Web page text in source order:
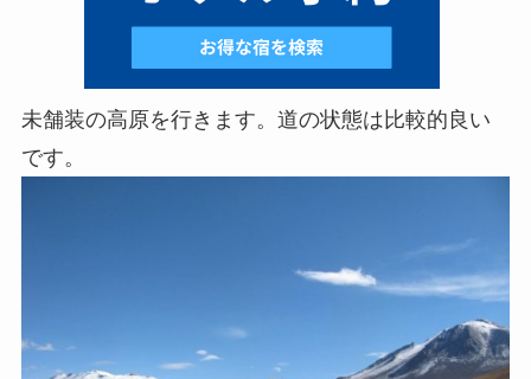
未舗装の高原を行きます。道の状態は比較的良い
です。